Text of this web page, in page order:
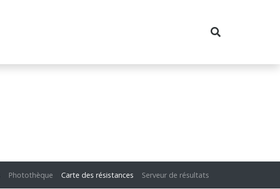
Photothèque Carte des résistances Serveur de résultats